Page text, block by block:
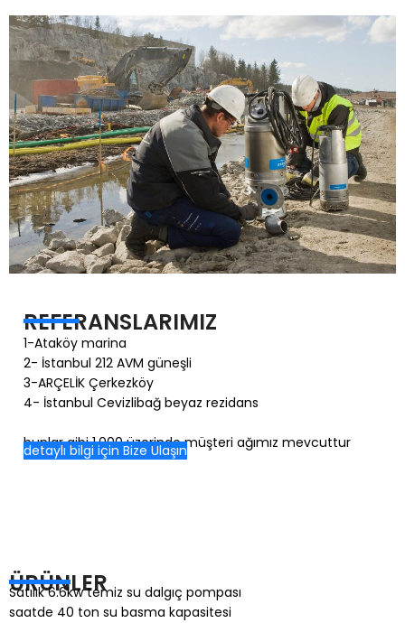
REFERANSLARIMIZ
1-Ataköy marina
2- İstanbul 212 AVM güneşli
3-ARÇELİK Çerkezköy
4- İstanbul Cevizlibağ beyaz rezidans
bunlar gibi 1.000 üzerinde müşteri ağımız mevcuttur
detaylı bilgi için Bize Ulaşın
ÜRÜNLER
Satılık 6.6kw temiz su dalgıç pompası
saatde 40 ton su basma kapasitesi